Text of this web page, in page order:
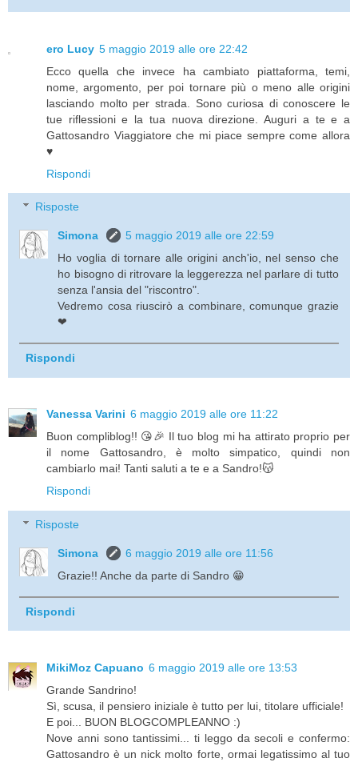
ero Lucy 5 maggio 2019 alle ore 22:42
Ecco quella che invece ha cambiato piattaforma, temi,
nome, argomento, per poi tornare più o meno alle origini
lasciando molto per strada. Sono curiosa di conoscere le
tue riflessioni e la tua nuova direzione. Auguri a te e a
Gattosandro Viaggiatore che mi piace sempre come allora
♥️
Rispondi
Risposte
Simona
5 maggio 2019 alle ore 22:59
Ho voglia di tornare alle origini anch'io, nel senso che
ho bisogno di ritrovare la leggerezza nel parlare di tutto
senza l'ansia del "riscontro".
Vedremo cosa riuscirò a combinare, comunque grazie
❤
Rispondi
Vanessa Varini 6 maggio 2019 alle ore 11:22
Buon compliblog!! 😘🎉 Il tuo blog mi ha attirato proprio per
il nome Gattosandro, è molto simpatico, quindi non
cambiarlo mai! Tanti saluti a te e a Sandro!😽
Rispondi
Risposte
Simona
6 maggio 2019 alle ore 11:56
Grazie!! Anche da parte di Sandro 😁
Rispondi
MikiMoz Capuano 6 maggio 2019 alle ore 13:53
Grande Sandrino!
Sì, scusa, il pensiero iniziale è tutto per lui, titolare ufficiale!
E poi... BUON BLOGCOMPLEANNO :)
Nove anni sono tantissimi... ti leggo da secoli e confermo:
Gattosandro è un nick molto forte, ormai legatissimo al tuo